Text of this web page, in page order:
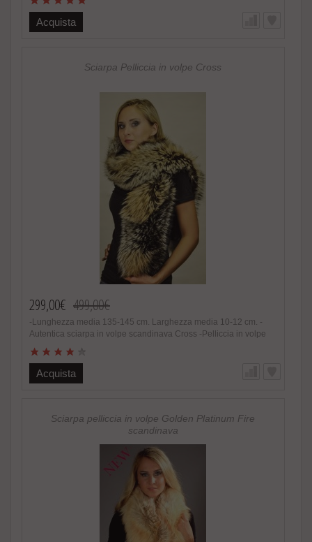
Estremamente calda e soffice, alla moda -Foderata internamente
in raso -Fatto in Italia. Brand Amica snc -Altissima qualita‘
materiale utilizzato Speciale promozione! Nel caso di acquisto
Acquista
Sciarpa Pelliccia in volpe Cross
299,00€ 499,00€
-Lunghezza media 135-145 cm. Larghezza media 10-12 cm. -
Autentica sciarpa in volpe scandinava Cross -Pelliccia in volpe
naturali -Estremamente calda e soffice, alla moda -Foderata
internamente -Fatto in Italia. Brand Amica snc -Altissima qualita‘
materiale utilizzato Speciale promozione! Nel caso di acquisto
Acquista
Sciarpa pelliccia in volpe Golden Platinum Fire
scandinava